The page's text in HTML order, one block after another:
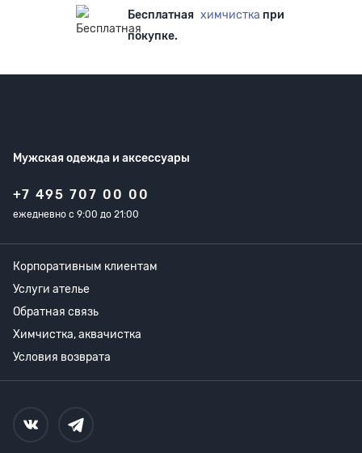
Бесплатная химчистка при
покупке.
Мужская одежда и аксессуары
+7 495 707 00 00
ежедневно с 9:00 до 21:00
Корпоративным клиентам
Услуги ателье
Обратная связь
Химчистка, аквачистка
Условия возврата